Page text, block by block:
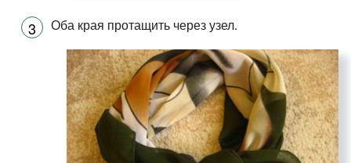
Оба края протащить через узел.